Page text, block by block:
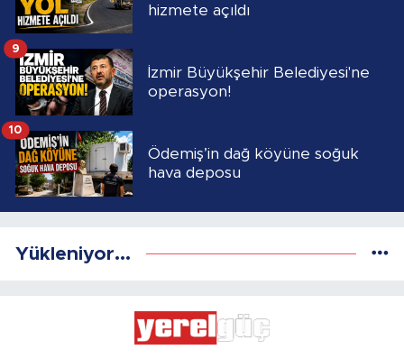
hizmete açıldı
İzmir Büyükşehir Belediyesi'ne
operasyon!
9
Ödemiş’in dağ köyüne soğuk
hava deposu
10
Yükleniyor...